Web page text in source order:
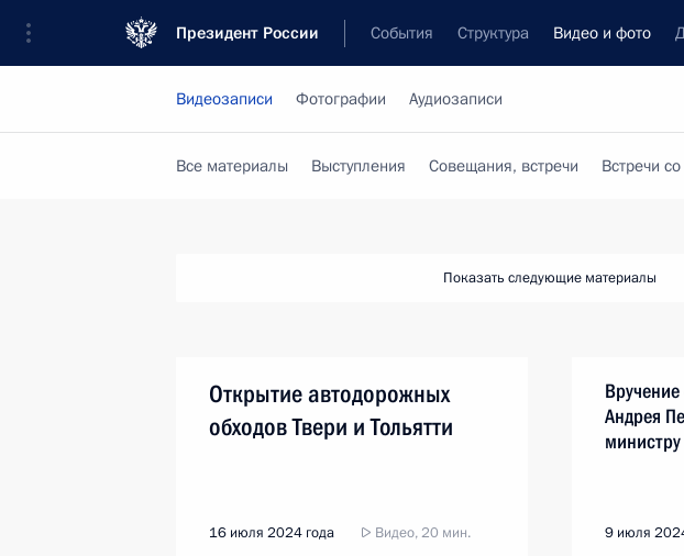
Президент России События Структура Видео и фото
Видеозаписи Фотографии Аудиозаписи
Все материалы Выступления Совещания, встречи Встречи
Показать следующие материалы
Открытие автодорожных
обходов Твери и Тольятти
16 июля 2024 года Видео, 20 мин.
Андрея
9 июля